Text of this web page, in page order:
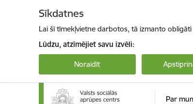
Sīkdatnes
Lai šī tīmekļvietne darbotos, tā izmanto
Lūdzu, atzīmējiet savu izvēli:
Noraidīt
Par